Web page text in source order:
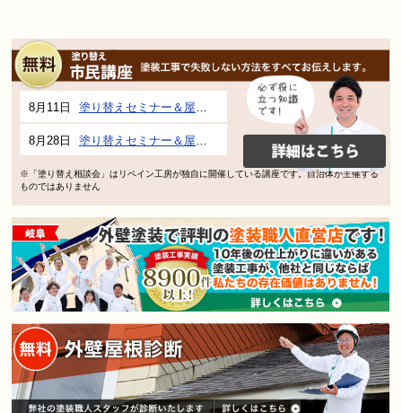
8月11日 塗り替えセミナー＆屋根、外壁の塗り替え市民講座 inぎふメディアコスモス
8月28日 塗り替えセミナー＆屋根、外壁の塗り替え市民講座 inぎふメディアコスモス
※「塗り替え相談会」はリペイン工房が独自に開催している講座です。自治体が主催する
ものではありません